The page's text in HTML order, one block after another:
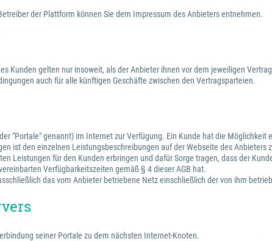
der Plattform können Sie dem Impressum des Anbieters entnehmen.
Kunden gelten nur insoweit, als der Anbieter ihnen vor dem jeweiligen
auch für alle künftigen Geschäfte zwischen den Vertragsparteien.
"Portale" genannt) im Internet zur Verfügung. Ein Kunde hat die
ist den einzelnen Leistungsbeschreibungen auf der Webseite des Anbieters
Leistungen für den Kunden erbringen und dafür Sorge tragen, dass der
Verfügbarkeitszeiten gemäß § 4 dieser AGB hat.
das vom Anbieter betriebene Netz einschließlich der von ihm
seiner Portale zu dem nächsten Internet-Knoten.